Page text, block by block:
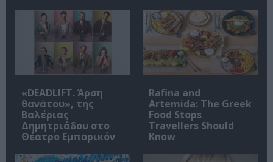
«DEADLIFT. Άρση
θανάτου», της
Βαλέριας
Δημητριάδου στο
Θέατρο Εμπορικόν
Rafina and
Artemida: The Greek
Food Stops
Travellers Should
Know